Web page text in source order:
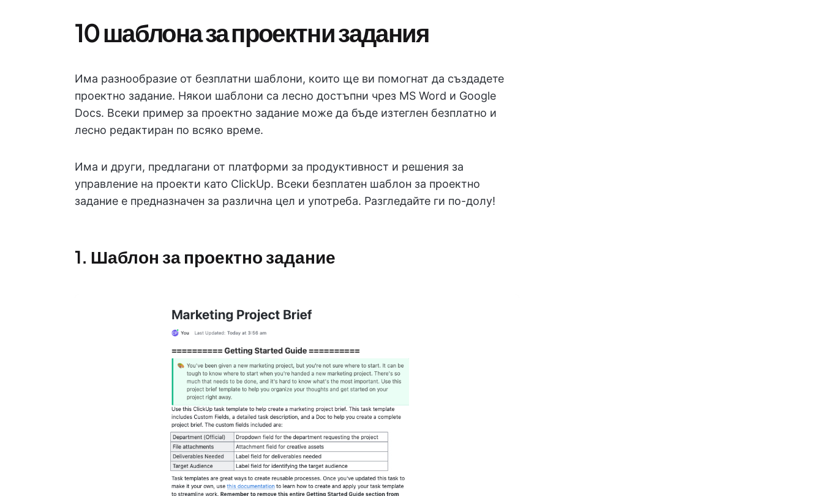
10 шаблона за проектни задания
Има разнообразие от безплатни шаблони, които ще ви помогнат да създадете
проектно задание. Някои шаблони са лесно достъпни чрез MS Word и Google
Docs. Всеки пример за проектно задание може да бъде изтеглен безплатно и
лесно редактиран по всяко време.
Има и други, предлагани от платформи за продуктивност и решения за
управление на проекти като ClickUp. Всеки безплатен шаблон за проектно
задание е предназначен за различна цел и употреба. Разгледайте ги по-долу!
1. Шаблон за проектно задание